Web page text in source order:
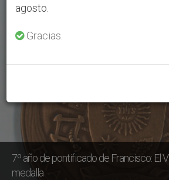
ÚLTIMAS NOTICIAS
7º año de pontificado de Francisco: El
medalla
agosto.
Gracias.